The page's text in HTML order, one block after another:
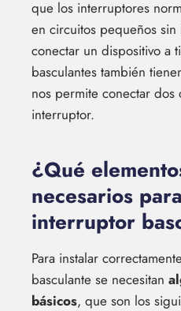
que los interruptores
en circuitos pequeños
conectar un dispositivo a
basculantes también
nos permite conectar dos
interruptor.
¿Qué
necesarios
interruptor
Para instalar
basculante se necesitan
básicos, que son los